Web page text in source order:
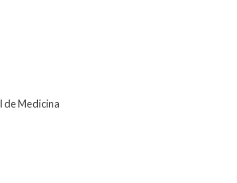
de Medicina